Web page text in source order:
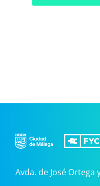
Avda. de José Ortega